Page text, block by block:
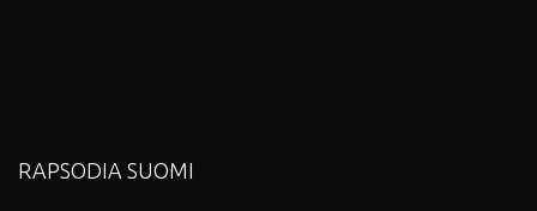
RAPSODIA SUOMI